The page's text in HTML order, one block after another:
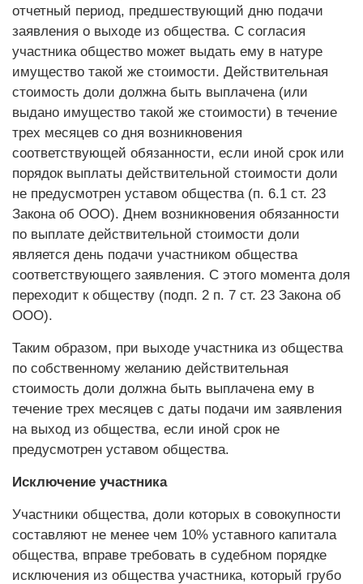
отчетный период, предшествующий дню подачи
заявления о выходе из общества. С согласия
участника общество может выдать ему в натуре
имущество такой же стоимости. Действительная
стоимость доли должна быть выплачена (или
выдано имущество такой же стоимости) в течение
трех месяцев со дня возникновения
соответствующей обязанности, если иной срок или
порядок выплаты действительной стоимости доли
не предусмотрен уставом общества (п. 6.1 ст. 23
Закона об ООО). Днем возникновения обязанности
по выплате действительной стоимости доли
является день подачи участником общества
соответствующего заявления. С этого момента доля
переходит к обществу (подп. 2 п. 7 ст. 23 Закона об
ООО).
Таким образом, при выходе участника из общества
по собственному желанию действительная
стоимость доли должна быть выплачена ему в
течение трех месяцев с даты подачи им заявления
на выход из общества, если иной срок не
предусмотрен уставом общества.
Исключение участника
Участники общества, доли которых в совокупности
составляют не менее чем 10% уставного капитала
общества, вправе требовать в судебном порядке
исключения из общества участника, который грубо